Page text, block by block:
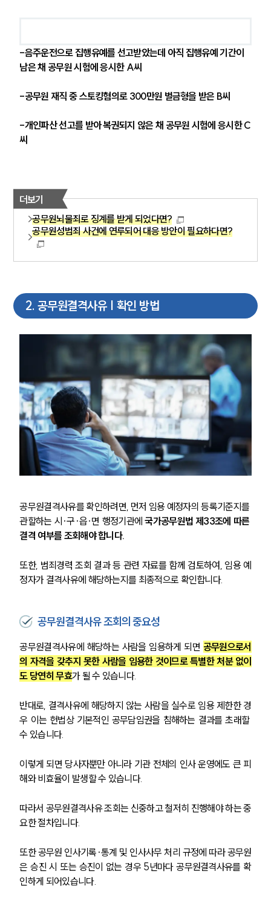
-음주운전으로 집행유예를 선고받았는데 아직 집행유예 기간이
남은 채 공무원 시험에 응시한 A씨
-공무원 재직 중 스토킹혐의로 300만원 벌금형을 받은 B씨
-개인파산 선고를 받아 복권되지 않은 채 공무원 시험에 응시한 C
씨
더보기
공무원뇌물죄로 징계를 받게 되었다면?
공무원성범죄 사건에 연루되어 대응 방안이 필요하다면?
2. 공무원결격사유 | 확인 방법
공무원결격사유를 확인하려면, 먼저 임용 예정자의 등록기준지를
관할하는 시·구·읍·면 행정기관에 국가공무원법 제33조에 따른
결격 여부를 조회해야 합니다.
또한, 범죄경력 조회 결과 등 관련 자료를 함께 검토하여, 임용 예
정자가 결격사유에 해당하는지를 최종적으로 확인합니다.
공무원결격사유 조회의 중요성
공무원결격사유에 해당하는 사람을 임용하게 되면 공무원으로서
의 자격을 갖추지 못한 사람을 임용한 것이므로 특별한 처분 없이
도 당연히 무효가 될 수 있습니다.
반대로, 결격사유에 해당하지 않는 사람을 실수로 임용 제한한 경
우 이는 헌법상 기본적인 공무담임권을 침해하는 결과를 초래할
수 있습니다.
이렇게 되면 당사자뿐만 아니라 기관 전체의 인사 운영에도 큰 피
해와 비효율이 발생할 수 있습니다.
따라서 공무원결격사유 조회는 신중하고 철저히 진행해야 하는 중
요한 절차입니다.
또한 공무원 인사기록·통계 및 인사사무 처리 규정에 따라 공무원
은 승진 시 또는 승진이 없는 경우 5년마다 공무원결격사유를 확
인하게 되어있습니다.